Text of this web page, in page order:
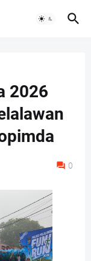
2026
0